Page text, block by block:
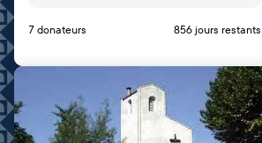
7 donateurs 856 jours restants